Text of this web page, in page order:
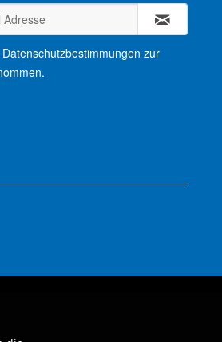
Datenschutzbestimmungen zur